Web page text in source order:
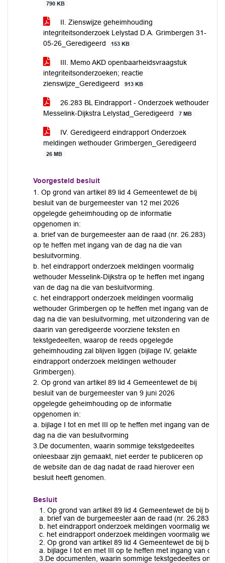
790 KB
II. Zienswijze geheimhouding
integriteitsonderzoek Lelystad D.A. Grimbergen 31-
05-26_Geredigeerd
153 KB
III. Memo AKD openbaarheidsvraagstuk
integriteitsonderzoeken; reactie
zienswijze_Geredigeerd
913 KB
26.283 BL Eindrapport - Onderzoek wethouder
Messelink-Dijkstra Lelystad_Geredigeerd
7 MB
IV. Geredigeerd eindrapport Onderzoek
meldingen wethouder Grimbergen_Geredigeerd
26 MB
Voorgesteld besluit
1. Op grond van artikel 89 lid 4 Gemeentewet de bij
besluit van de burgemeester van 12 mei 2026
opgelegde geheimhouding op de informatie
opgenomen in:
a. brief van de burgemeester aan de raad (nr. 26.283)
op te heffen met ingang van de dag na die van
besluitvorming.
b. het eindrapport onderzoek meldingen voormalig
wethouder Messelink-Dijkstra op te heffen met ingang
van de dag na die van besluitvorming.
c. het eindrapport onderzoek meldingen voormalig
wethouder Grimbergen op te heffen met ingang van de
dag na die van besluitvorming, met uitzondering van de
daarin van geredigeerde voorziene teksten en
tekstgedeelten, waarop de reeds opgelegde
geheimhouding zal blijven liggen (bijlage IV, gelakte
eindrapport onderzoek meldingen wethouder
Grimbergen).
2. Op grond van artikel 89 lid 4 Gemeentewet de bij
besluit van de burgemeester van 9 juni 2026
opgelegde geheimhouding op de informatie
opgenomen in:
a. bijlage I tot en met III op te heffen met ingang van de
dag na die van besluitvorming
3.De documenten, waarin sommige tekstgedeeltes
onleesbaar zijn gemaakt, niet eerder te publiceren op
de website dan de dag nadat de raad hierover een
besluit heeft genomen.
Besluit
1. Op grond van artikel 89 lid 4 Gemeentewet de bij
a. brief van de burgemeester aan de raad (nr. 26.283)
b. het eindrapport onderzoek meldingen voormalig
c. het eindrapport onderzoek meldingen voormalig
2. Op grond van artikel 89 lid 4 Gemeentewet de bij
a. bijlage I tot en met III op te heffen met ingang van de
3.De documenten, waarin sommige tekstgedeeltes